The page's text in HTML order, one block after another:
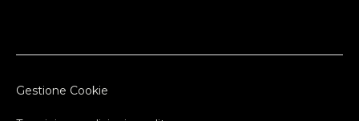
Gestione Cookie